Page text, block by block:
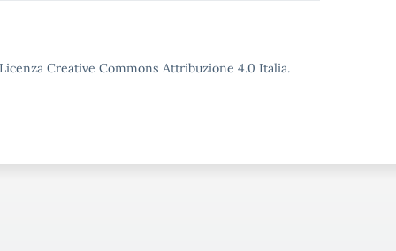
Creative Commons Attribuzione 4.0 Italia.